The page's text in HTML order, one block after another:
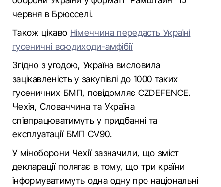
червня в Брюсселі.
Також цікаво Німеччина передасть Україні
гусеничні всюдиходи-амфібії
Згідно з угодою, Україна висловила
зацікавленість у закупівлі до 1000 таких
гусеничних БМП, повідомляє CZDEFENCE.
Чехія, Словаччина та Україна
співпрацюватимуть у придбанні та
експлуатації БМП CV90.
У міноборони Чехії зазначили, що зміст
декларації полягає в тому, що три країни
інформуватимуть одна одну про національні